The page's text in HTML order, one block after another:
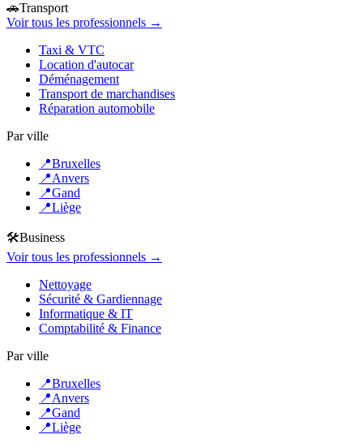
🚗Transport
Voir tous les professionnels →
Taxi & VTC
Location d'autocar
Déménagement
Transport de marchandises
Réparation automobile
Par ville
📍Bruxelles
📍Anvers
📍Gand
📍Liège
🛠️Business
Voir tous les professionnels →
Nettoyage
Sécurité & Gardiennage
Informatique & IT
Comptabilité & Finance
Par ville
📍Bruxelles
📍Anvers
📍Gand
📍Liège